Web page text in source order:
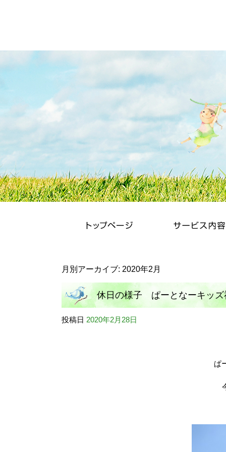
月別アーカイブ: 2020年2月
休日の様子 ぱーとなーキッズ
投稿日 2020年2月28日
ぱ